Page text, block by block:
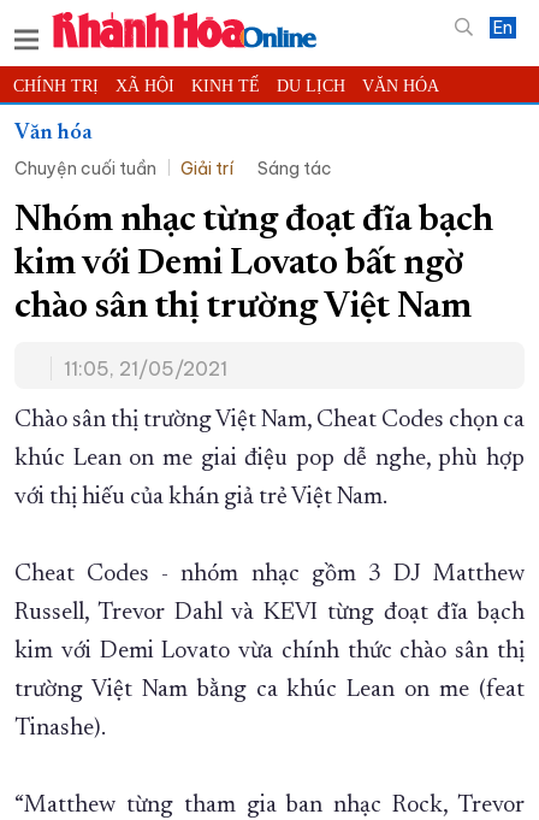
En
CHÍNH TRỊ XÃ HỘI KINH TẾ DU LỊCH VĂN HÓA
THỂ THAO
KHOA HỌC - CÔNG NGHỆ PHÁP LUẬT
THẾ GIỚI MULTIMEDIA VIDEO ĐỌC BÁO ONLINE
PODCAST THÔNG TIN - QUẢNG CÁO
QUY HOẠCH TỈNH KHÁNH HÒA
CHUNG TAY CẢI CÁCH HÀNH CHÍNH
XÂY DỰNG NÔNG THÔN MỚI LỊCH CẮT ĐIỆN
TÀU - XE - MÁY BAY
KỶ NIỆM 370 NĂM XÂY DỰNG VÀ PHÁT TRIỂN TỈNH KHÁNH HÒA
XÂY DỰNG KHÁNH HÒA TRỞ THÀNH THÀNH PHỐ TRỰC THUỘC
ĐẠI HỘI ĐẢNG CÁC CẤP TRANG CHỦ VỀ BÁO KHÁNH HÒA
Văn hóa
Chuyện cuối tuần
Giải trí Sáng tác
Nhóm nhạc từng đoạt đĩa bạch
kim với Demi Lovato bất ngờ
chào sân thị trường Việt Nam
11:05, 21/05/2021
Chào sân thị trường Việt Nam, Cheat Codes chọn ca
khúc Lean on me giai điệu pop dễ nghe, phù hợp
với thị hiếu của khán giả trẻ Việt Nam.
Cheat Codes - nhóm nhạc gồm 3 DJ Matthew
Russell, Trevor Dahl và KEVI từng đoạt đĩa bạch
kim với Demi Lovato vừa chính thức chào sân thị
trường Việt Nam bằng ca khúc Lean on me (feat
Tinashe).
“Matthew từng tham gia ban nhạc Rock, Trevor